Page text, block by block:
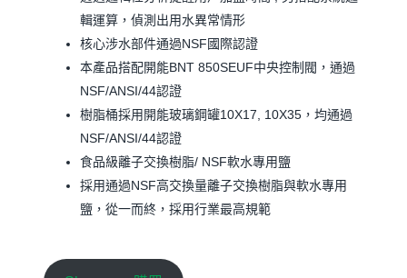
輯運算，偵測出用水異常情形
核心涉水部件通過NSF國際認證
本產品搭配開能BNT 850SEUF中央控制閥，通過
NSF/ANSI/44認證
樹脂桶採用開能玻璃鋼罐10X17, 10X35，均通過
NSF/ANSI/44認證
食品級離子交換樹脂/ NSF軟水專用鹽
採用通過NSF高交換量離子交換樹脂與軟水專用
鹽，從一而終，採用行業最高規範